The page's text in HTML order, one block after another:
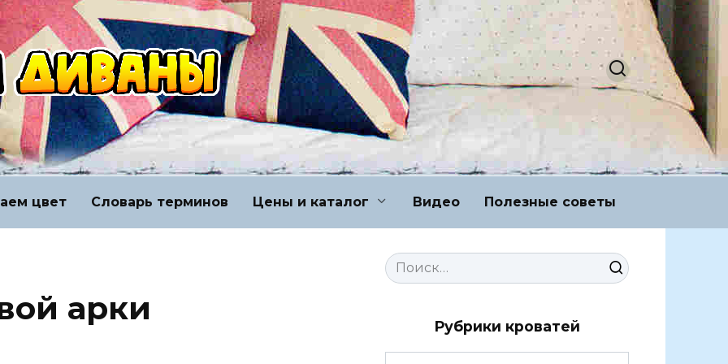
цвет Словарь терминов Цены и каталог Видео Полезные советы
арки
Search
for:
Рубрики кроватей